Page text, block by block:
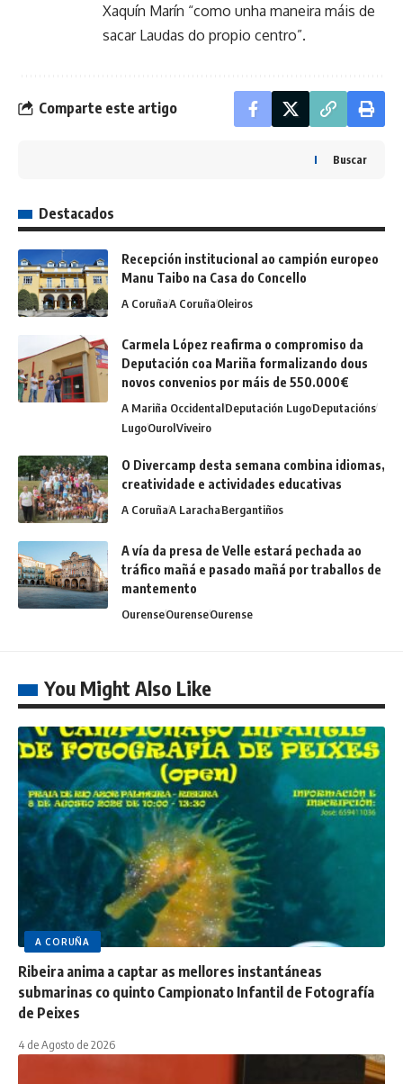
Xaquín Marín “como unha maneira máis de
sacar Laudas do propio centro”.
Comparte este artigo
Buscar
Destacados
Recepción institucional ao campión europeo
Manu Taibo na Casa do Concello
A CoruñaA CoruñaOleiros
Carmela López reafirma o compromiso da
Deputación coa Mariña formalizando dous
novos convenios por máis de 550.000€
A Mariña OccidentalDeputación LugoDeputacións
LugoOurolViveiro
O Divercamp desta semana combina idiomas,
creatividade e actividades educativas
A CoruñaA LarachaBergantiños
A vía da presa de Velle estará pechada ao
tráfico mañá e pasado mañá por traballos de
mantemento
OurenseOurenseOurense
You Might Also Like
A CORUÑA
Ribeira anima a captar as mellores instantáneas
submarinas co quinto Campionato Infantil de Fotografía
de Peixes
4 de Agosto de 2026